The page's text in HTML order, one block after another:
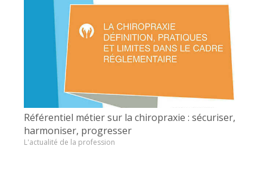
Référentiel métier sur la chiropraxie : sécuriser,
harmoniser, progresser
L'actualité de la profession